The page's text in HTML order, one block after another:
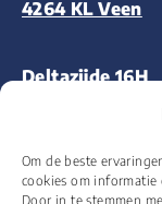
Om de beste
cookies om informatie
Door in te stemmen
4264 KL Veen
Deltazijde 16H
1261 ZM